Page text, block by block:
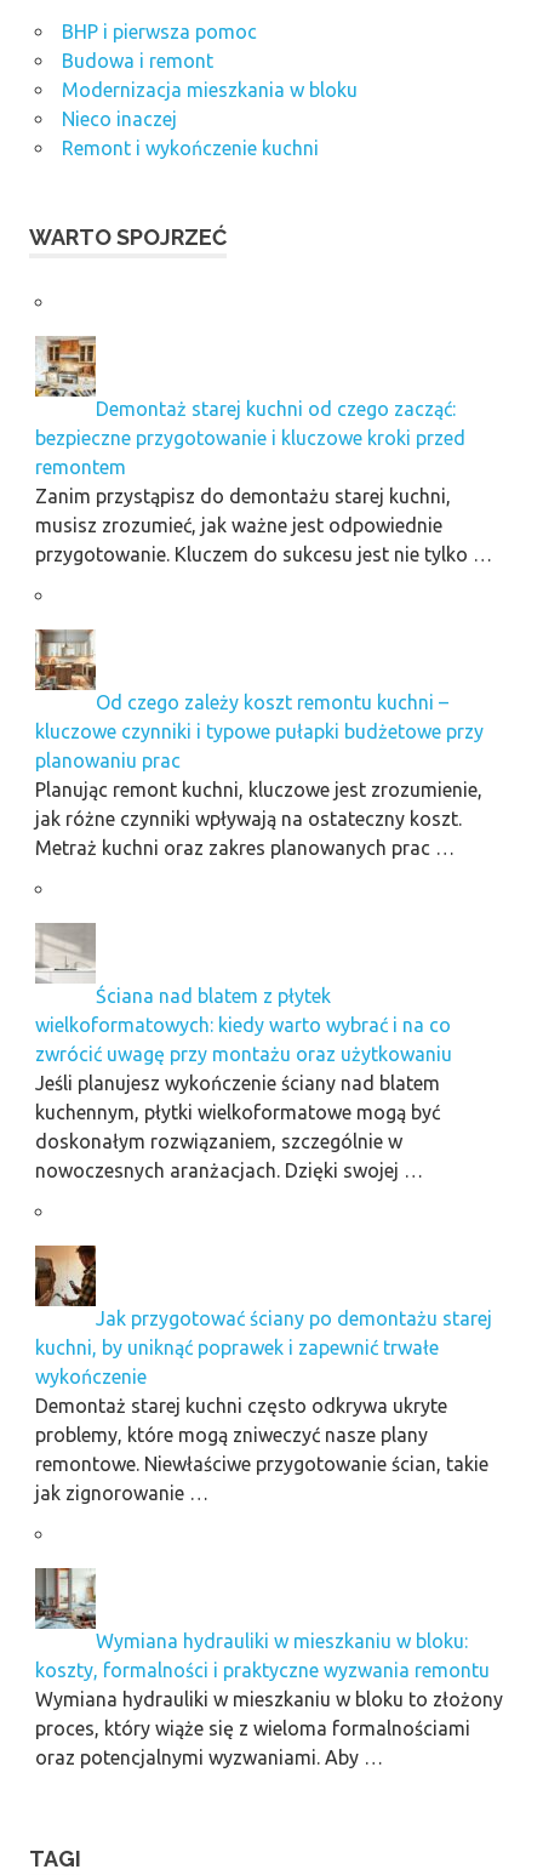
BHP i pierwsza pomoc
Budowa i remont
Modernizacja mieszkania w bloku
Nieco inaczej
Remont i wykończenie kuchni
WARTO SPOJRZEĆ
Demontaż starej kuchni od czego zacząć:
bezpieczne przygotowanie i kluczowe kroki przed
remontem
Zanim przystąpisz do demontażu starej kuchni,
musisz zrozumieć, jak ważne jest odpowiednie
przygotowanie. Kluczem do sukcesu jest nie tylko …
Od czego zależy koszt remontu kuchni –
kluczowe czynniki i typowe pułapki budżetowe przy
planowaniu prac
Planując remont kuchni, kluczowe jest zrozumienie,
jak różne czynniki wpływają na ostateczny koszt.
Metraż kuchni oraz zakres planowanych prac …
Ściana nad blatem z płytek
wielkoformatowych: kiedy warto wybrać i na co
zwrócić uwagę przy montażu oraz użytkowaniu
Jeśli planujesz wykończenie ściany nad blatem
kuchennym, płytki wielkoformatowe mogą być
doskonałym rozwiązaniem, szczególnie w
nowoczesnych aranżacjach. Dzięki swojej …
Jak przygotować ściany po demontażu starej
kuchni, by uniknąć poprawek i zapewnić trwałe
wykończenie
Demontaż starej kuchni często odkrywa ukryte
problemy, które mogą zniweczyć nasze plany
remontowe. Niewłaściwe przygotowanie ścian, takie
jak zignorowanie …
Wymiana hydrauliki w mieszkaniu w bloku:
koszty, formalności i praktyczne wyzwania remontu
Wymiana hydrauliki w mieszkaniu w bloku to złożony
proces, który wiąże się z wieloma formalnościami
oraz potencjalnymi wyzwaniami. Aby …
TAGI